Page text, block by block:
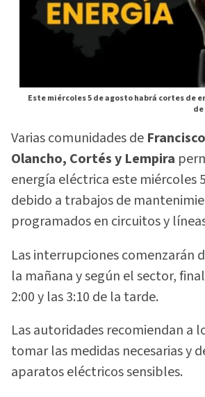
Este miércoles 5 de agosto habrá cortes de
Varias comunidades de
Olancho, Cortés y Lempira
energía eléctrica este miércoles
debido a trabajos de
programados en circuitos y
Las interrupciones comenzarán
la mañana y según el sector,
2:00 y las 3:10 de la tarde.
Las autoridades recomiendan a
tomar las medidas necesarias y
aparatos eléctricos sensibles.